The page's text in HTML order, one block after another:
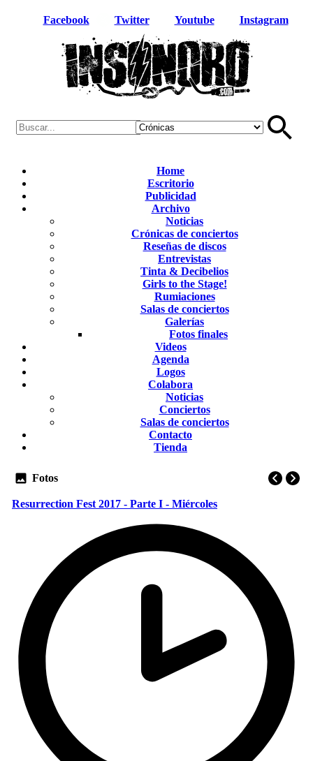
Facebook Twitter Youtube Instagram
Home
Escritorio
Publicidad
Archivo
Noticias
Crónicas de conciertos
Reseñas de discos
Entrevistas
Tinta & Decibelios
Girls to the Stage!
Rumiaciones
Salas de conciertos
Galerías
Fotos finales
Videos
Agenda
Logos
Colabora
Noticias
Conciertos
Salas de conciertos
Contacto
Tienda
Fotos
Resurrection Fest 2017 - Parte I - Miércoles